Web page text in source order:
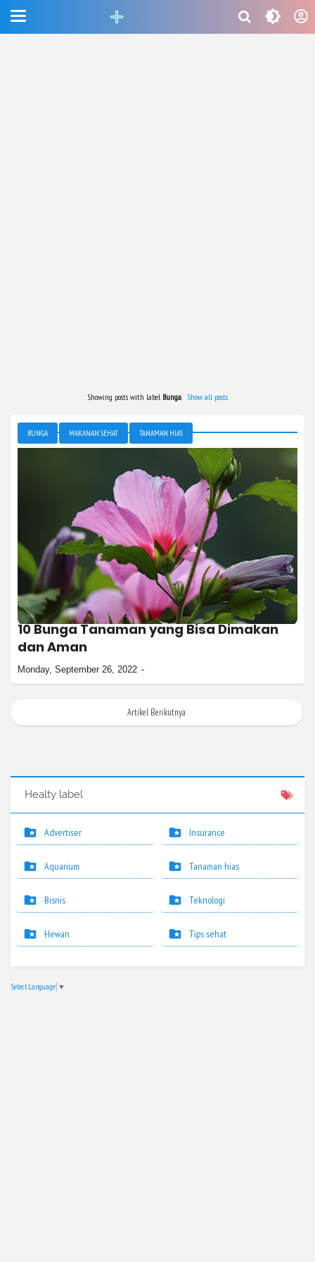
Showing posts with label Bunga Show all posts
BUNGA MAKANAN SEHAT TANAMAN HIAS
10 Bunga Tanaman yang Bisa Dimakan
dan Aman
Monday, September 26, 2022
Artikel Berikutnya
Healty label
Advertiser
Aquarium
Bisnis
Hewan
Insurance
Tanaman hias
Teknologi
Tips sehat
Select Language ▼